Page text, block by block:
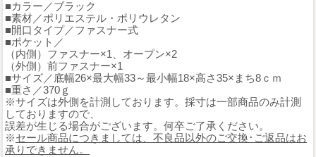
■カラー／ブラック
■素材／ポリエステル・ポリウレタン
■開口タイプ／ファスナー式
■ポケット／
（内側）ファスナー×1、オープン×2
（外側）前ファスナー×1
■サイズ／底幅26×最大幅33～最小幅18×高さ35×まち8ｃｍ
■重さ／370ｇ
※サイズは外側を計測しております。採寸は一部商品のみ計測
しておりますので、
誤差が生じる場合がございます。何卒ご了承ください。
※セール商品につきましては、不良品以外のご交換･ご返品はお
承りできません。